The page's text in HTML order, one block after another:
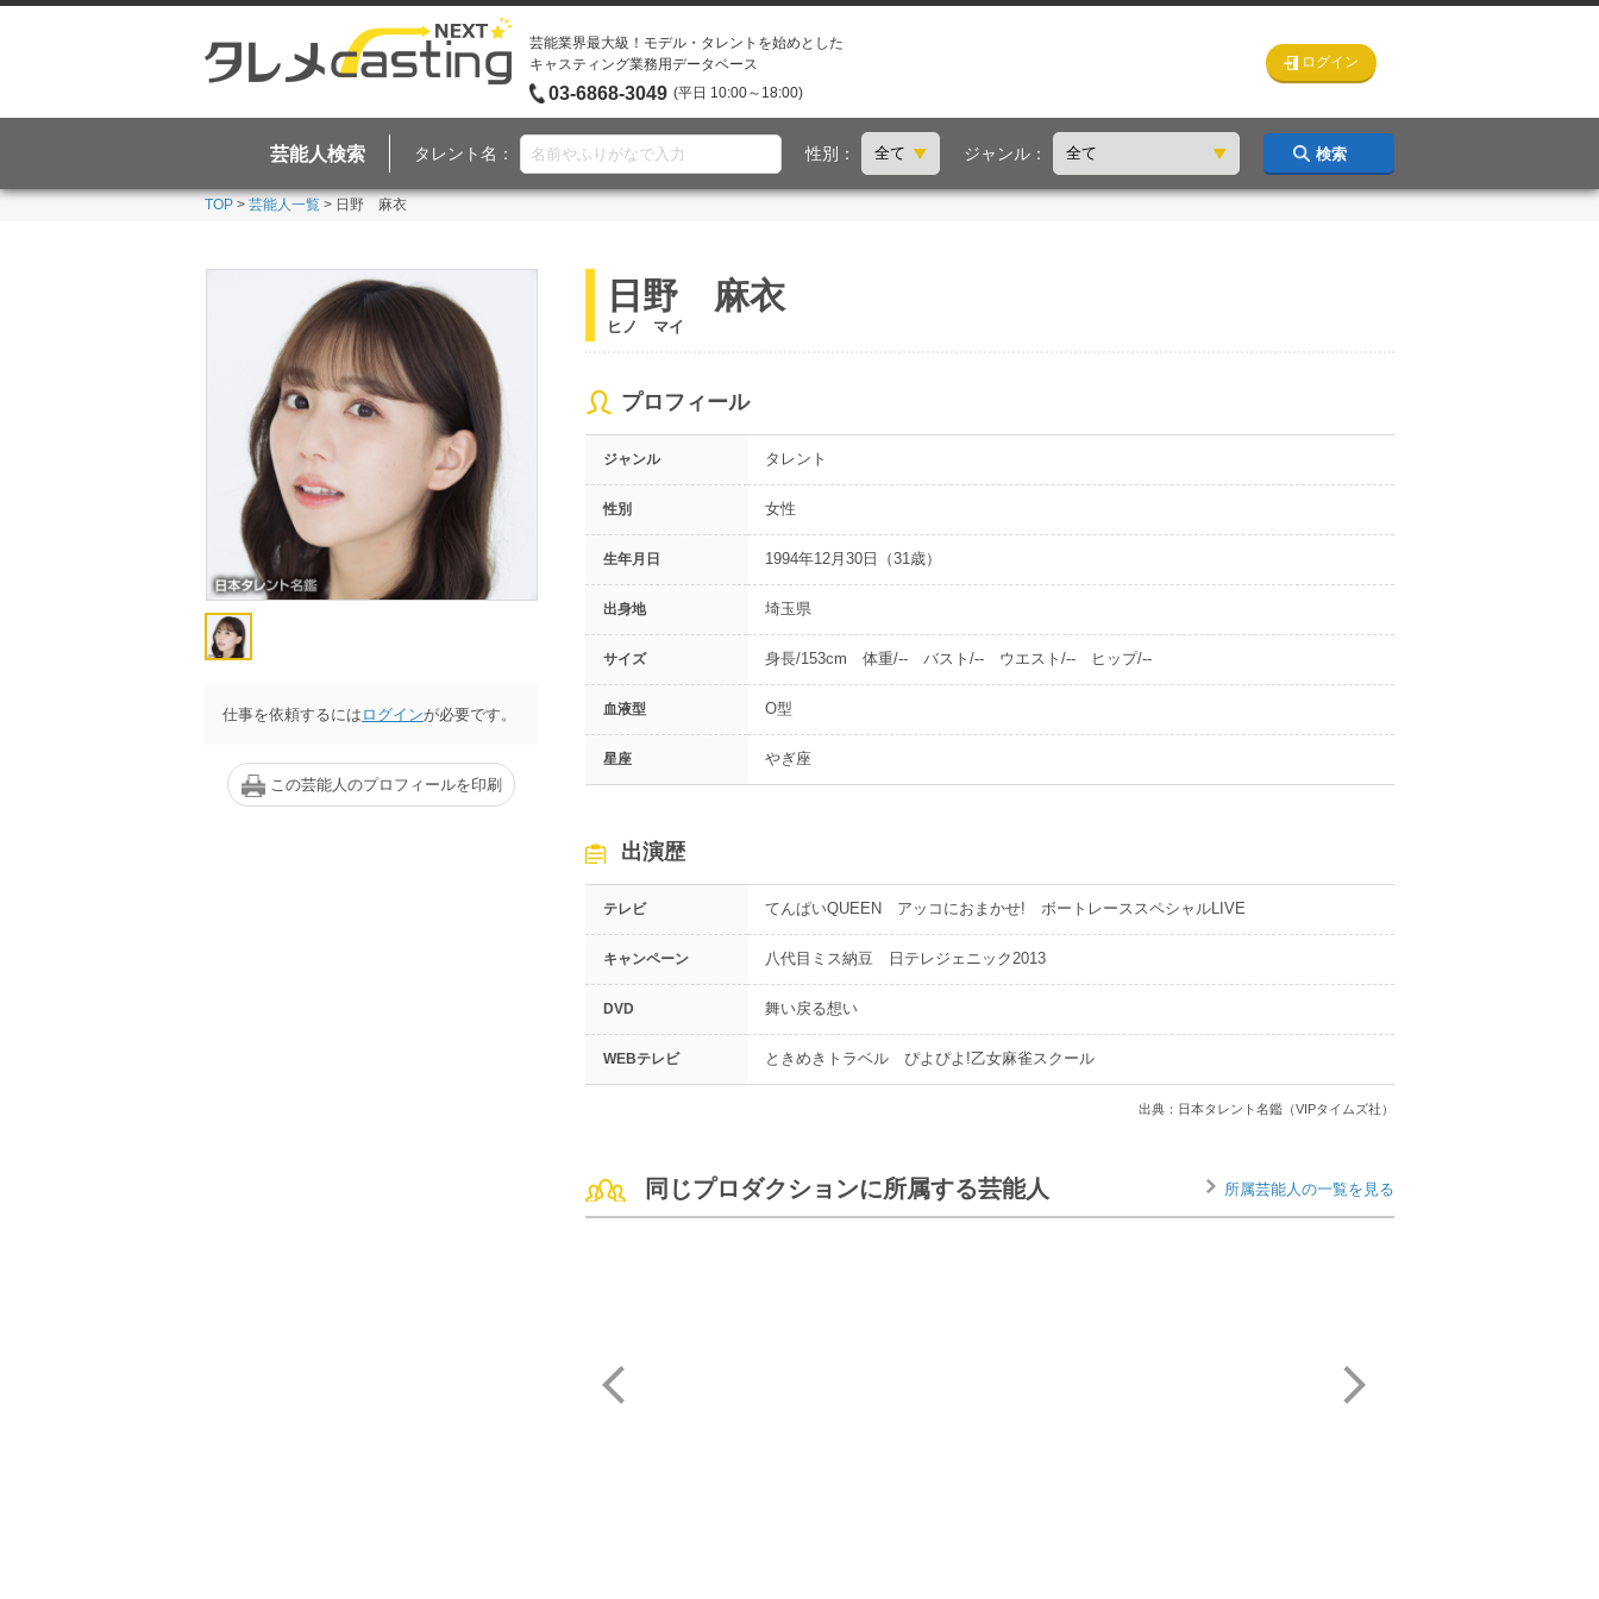
芸能業界最大級！モデル・タレントを始めとした
キャスティング業務用データベース
03-6868-3049 (平日 10:00～18:00)
ログイン
芸能人検索 タレント名： 性別： ジャンル： 検索
TOP > 芸能人一覧 > 日野 麻衣
仕事を依頼するには ログインが必要です。
この芸能人のプロフィールを印刷
日野 麻衣
ヒノ マイ
プロフィール
ジャンル タレント
性別 女性
生年月日 1994年12月30日（31歳）
出身地 埼玉県
サイズ 身長/153cm 体重/-- バスト/-- ウエスト/-- ヒップ/--
血液型 O型
星座 やぎ座
出演歴
テレビ てんぱいQUEEN アッコにおまかせ! ボートレーススペシャルLIVE
キャンペーン 八代目ミス納豆 日テレジェニック2013
DVD 舞い戻る想い
WEBテレビ ときめきトラベル ぴよぴよ!乙女麻雀スクール
出典：日本タレント名鑑（VIPタイムズ社）
同じプロダクションに所属する芸能人 所属芸能人の一覧を見る